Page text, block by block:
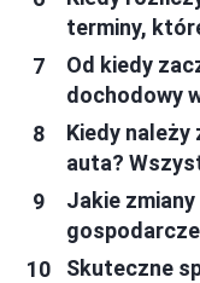
terminy,
Od kiedy
dochodowy
Kiedy
auta?
Jakie
Skuteczne